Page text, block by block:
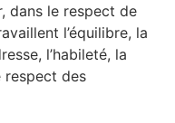
dans le respect de
l’équilibre, la
l’habileté, la
respect des